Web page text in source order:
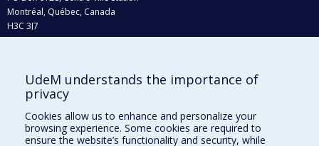
Montréal, Québec, Canada
H3C 3J7
Who does what?
Find us
Site map
UdeM understands the importance of
privacy
Cookies allow us to enhance and personalize your
browsing experience. Some cookies are required to
ensure the website’s functionality and security, while